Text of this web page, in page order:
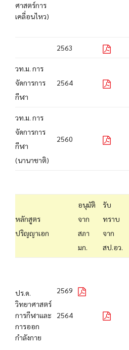
ศาสตร์การ
เคลี่อนไหว)
2563
วท.ม. การ
จัดการการ
กีฬา
2564
วท.ม. การ
จัดการการ
กีฬา
(นานาชาติ)
2560
หลักสูตร
ปริญญาเอก
อนุมัติ
จาก
สภา
มก.
รับ
ทราบ
จาก
สป.อว.
ปร.ด.
วิทยาศาสตร์
การกีฬาและ
การออก
กำลังกาย
2569
2564